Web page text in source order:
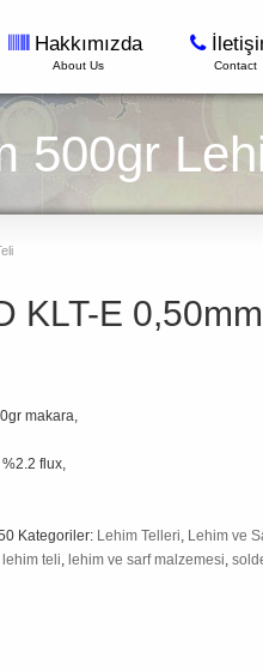
Hakkımızda
About Us Contact
500gr
KLT-E
makara,
flux,
Kategoriler: Lehim Telleri, Lehim ve
lehim teli, lehim ve sarf malzemesi,